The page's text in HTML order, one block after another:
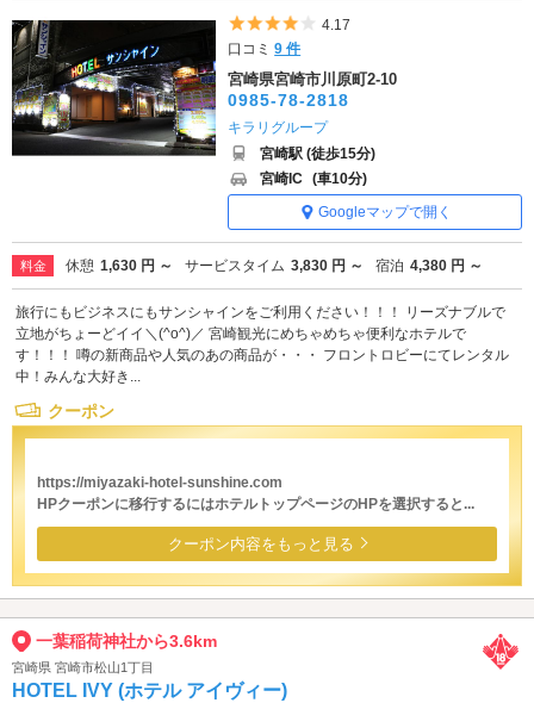
5つ星のうち4
4.17
口コミ9 件
宮崎県宮崎市川原町2-10
0985-78-2818
キラリグループ
宮崎駅 (徒歩15分)
宮崎IC (車10分)
Googleマップで開く
料金 休憩 1,630 円 ～ サービスタイム 3,830 円 ～ 宿泊 4,380 円 ～
旅行にもビジネスにもサンシャインをご利用ください！！！ リーズナブルで
立地がちょーどイイ＼(^o^)／ 宮崎観光にめちゃめちゃ便利なホテルで
す！！！ 噂の新商品や人気のあの商品が・・・ フロントロビーにてレンタル
中！みんな大好き...
クーポン
https://miyazaki-hotel-sunshine.com
HPクーポンに移行するにはホテルトップページのHPを選択すると...
クーポン内容をもっと見る
一葉稲荷神社から3.6km
宮崎県 宮崎市松山1丁目
HOTEL IVY (ホテル アイヴィー)